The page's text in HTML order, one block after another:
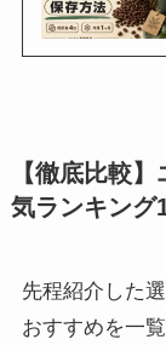
【徹底比較
気ランキング
先程紹介した
おすすめを一